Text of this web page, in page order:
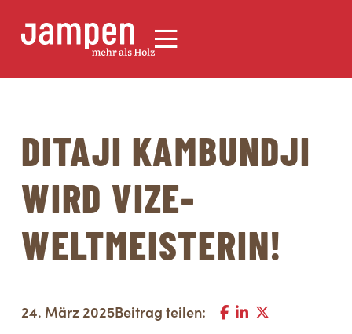
DITAJI KAMBUNDJI
WIRD VIZE-
WELTMEISTERIN!
24. März 2025Beitrag teilen: